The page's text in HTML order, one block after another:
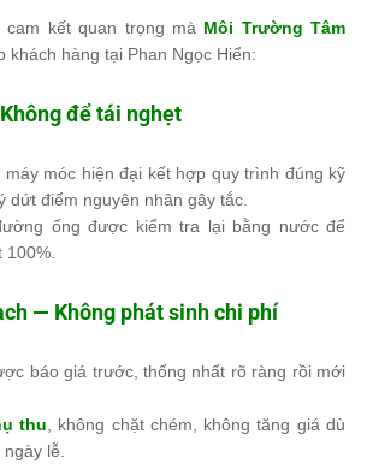
kết quan trọng mà Môi Trường Tâm
khách hàng tại Phan Ngọc Hiển:
để tái nghẹt
máy móc hiện đại kết hợp quy trình đúng kỹ
dứt điểm nguyên nhân gây tắc.
ống được kiểm tra lại bằng nước để
— Không phát sinh chi phí
báo giá trước, thống nhất rõ ràng rồi mới
thu , không chặt chém, không tăng giá dù
lễ.